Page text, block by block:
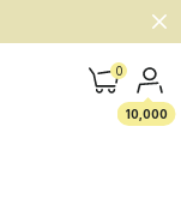
0
10,000